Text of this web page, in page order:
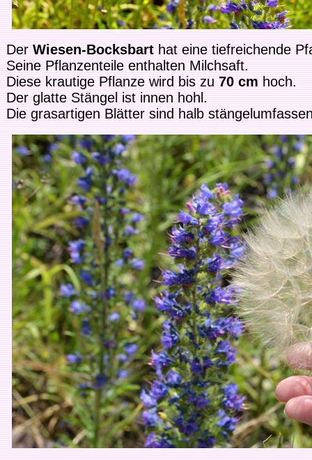
DerWiesen-Bocksbarthat eine tiefreichende
Seine Pflanzenteile enthalten Milchsaft.
Diese krautige Pflanze wird bis zu70 cmhoch.
Der glatte Stängel ist innen hohl.
Die grasartigen Blätter sind halb